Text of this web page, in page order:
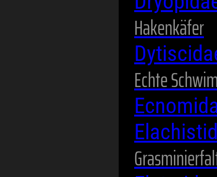
Hakenkäfer
Echte